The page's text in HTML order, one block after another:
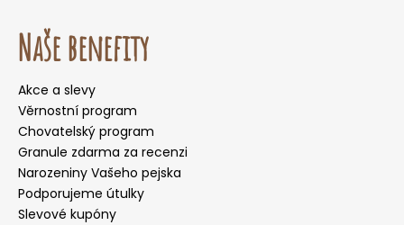
Naše benefity
Akce a slevy
Věrnostní program
Chovatelský program
Granule zdarma za recenzi
Narozeniny Vašeho pejska
Podporujeme útulky
Slevové kupóny